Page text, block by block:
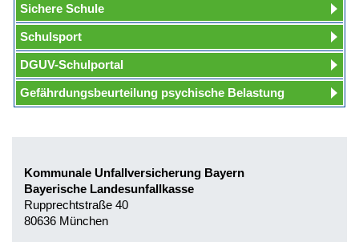
Sichere Schule
Schulsport
DGUV-Schulportal
Gefährdungsbeurteilung psychische Belastung
Kommunale Unfallversicherung Bayern
Bayerische Landesunfallkasse
Rupprechtstraße 40
80636 München